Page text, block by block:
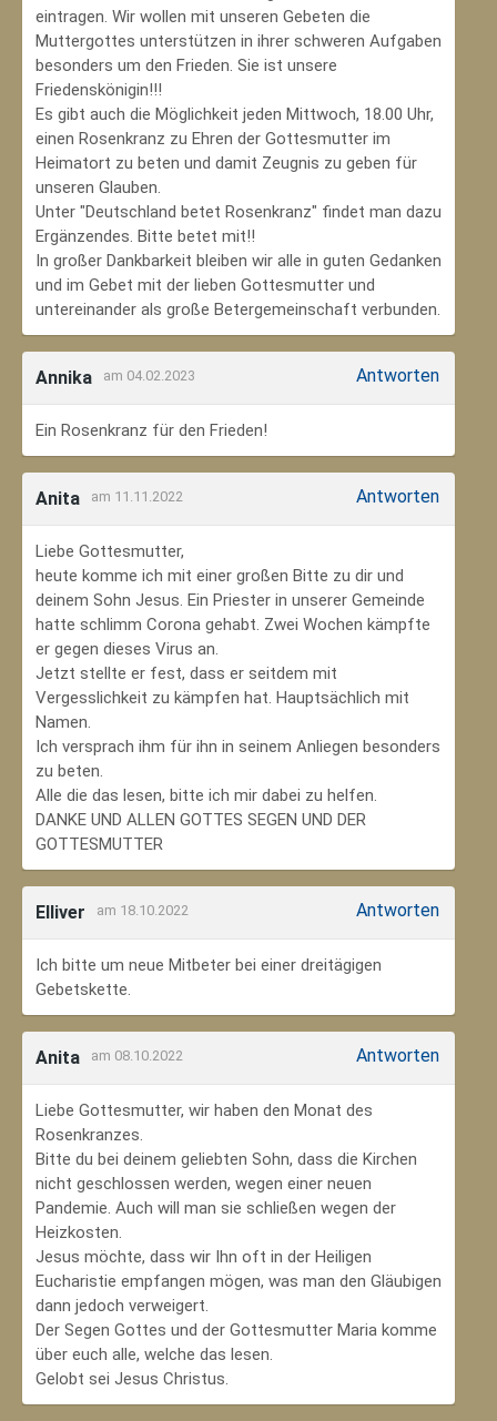
eintragen. Wir wollen mit unseren Gebeten die
Muttergottes unterstützen in ihrer schweren Aufgaben
besonders um den Frieden. Sie ist unsere
Friedenskönigin!!!
Es gibt auch die Möglichkeit jeden Mittwoch, 18.00 Uhr,
einen Rosenkranz zu Ehren der Gottesmutter im
Heimatort zu beten und damit Zeugnis zu geben für
unseren Glauben.
Unter "Deutschland betet Rosenkranz" findet man dazu
Ergänzendes. Bitte betet mit!!
In großer Dankbarkeit bleiben wir alle in guten Gedanken
und im Gebet mit der lieben Gottesmutter und
untereinander als große Betergemeinschaft verbunden.
Annika am 04.02.2023 Antworten
Ein Rosenkranz für den Frieden!
Anita am 11.11.2022 Antworten
Liebe Gottesmutter,
heute komme ich mit einer großen Bitte zu dir und
deinem Sohn Jesus. Ein Priester in unserer Gemeinde
hatte schlimm Corona gehabt. Zwei Wochen kämpfte
er gegen dieses Virus an.
Jetzt stellte er fest, dass er seitdem mit
Vergesslichkeit zu kämpfen hat. Hauptsächlich mit
Namen.
Ich versprach ihm für ihn in seinem Anliegen besonders
zu beten.
Alle die das lesen, bitte ich mir dabei zu helfen.
DANKE UND ALLEN GOTTES SEGEN UND DER
GOTTESMUTTER
Elliver am 18.10.2022 Antworten
Ich bitte um neue Mitbeter bei einer dreitägigen
Gebetskette.
Anita am 08.10.2022 Antworten
Liebe Gottesmutter, wir haben den Monat des
Rosenkranzes.
Bitte du bei deinem geliebten Sohn, dass die Kirchen
nicht geschlossen werden, wegen einer neuen
Pandemie. Auch will man sie schließen wegen der
Heizkosten.
Jesus möchte, dass wir Ihn oft in der Heiligen
Eucharistie empfangen mögen, was man den Gläubigen
dann jedoch verweigert.
Der Segen Gottes und der Gottesmutter Maria komme
über euch alle, welche das lesen.
Gelobt sei Jesus Christus.